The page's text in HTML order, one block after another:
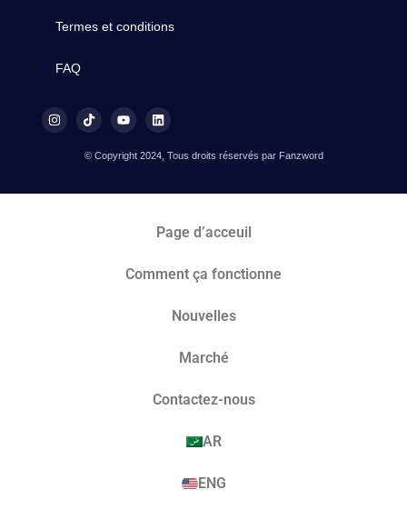
Termes et conditions
FAQ
© Copyright 2024, Tous droits réservés par Fanzword
Page d’acceuil
Comment ça fonctionne
Nouvelles
Marché​
Contactez-nous
AR
ENG